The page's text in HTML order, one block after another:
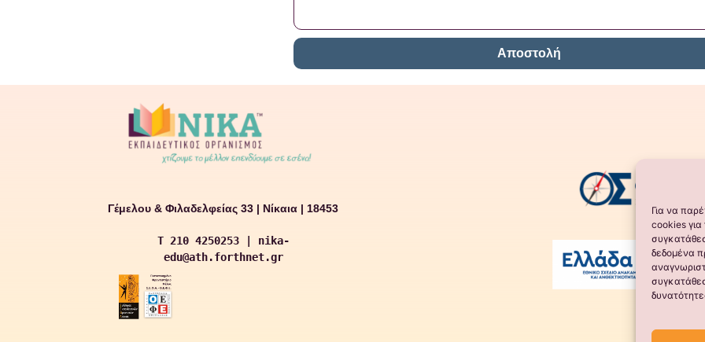
Για να
cookies
δεδομένα
Αποστολή
Γέμελου & Φιλαδελφείας 33 | Νίκαια | 18453
T 210 4250253 | nika-
edu@ath.forthnet.gr